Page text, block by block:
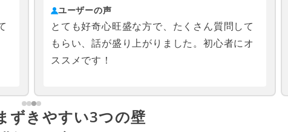
ユーザーの声
とても好奇心旺盛な方で、たくさん質問して
もらい、話が盛り上がりました。初心者にオ
ススメです！
ずきやすい3つの壁